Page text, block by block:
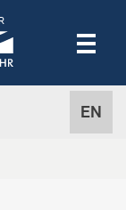
EN